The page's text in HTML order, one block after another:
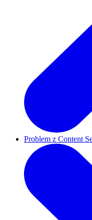
Problem z Content